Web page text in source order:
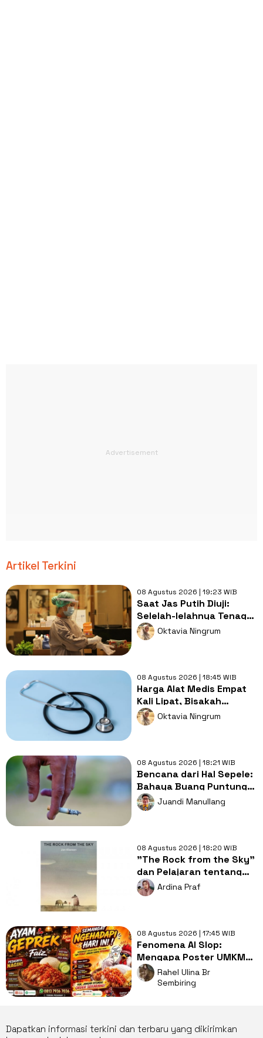
Artikel Terkini
08 Agustus 2026 | 19:23 WIB
Saat Jas Putih Diuji:
Selelah-lelahnya Tenaga
Kesehatan, Tetap Lebih
Melelahkan Jadi Pasien
Oktavia Ningrum
08 Agustus 2026 | 18:45 WIB
Harga Alat Medis Empat
Kali Lipat, Bisakah
Layanan Kesehatan
Tetap Murah?
Oktavia Ningrum
08 Agustus 2026 | 18:21 WIB
Bencana dari Hal Sepele:
Bahaya Buang Puntung
Rokok Sembarangan di
Musim Kemarau
Juandi Manullang
08 Agustus 2026 | 18:20 WIB
"The Rock from the Sky"
dan Pelajaran tentang
Berani Menghadapi
Perubahan
Ardina Praf
08 Agustus 2026 | 17:45 WIB
Fenomena AI Slop:
Mengapa Poster UMKM
Makin Seragam dan Bikin
Kita Bosan?
Rahel Ulina Br
Sembiring
Dapatkan informasi terkini dan terbaru yang dikirimkan